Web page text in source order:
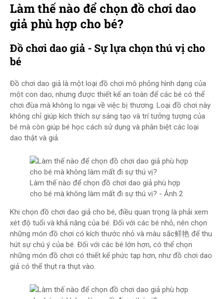
Làm thế nào để chọn đồ chơi dao
giả phù hợp cho bé?
Đồ chơi dao giả - Sự lựa chọn thú vị cho
bé
Đồ chơi dao giả là một loại đồ chơi mô phỏng hình dạng của
một con dao, nhưng được thiết kế an toàn để các bé có thể
chơi đùa mà không lo ngại về việc bị thương. Loại đồ chơi này
không chỉ giúp kích thích sự sáng tạo và trí tưởng tượng của
bé mà còn giúp bé học cách sử dụng và phân biệt các loại
dao thật và giả.
Làm thế nào để chọn đồ chơi dao giả phù hợp
cho bé mà không làm mất đi sự thú vị? - Ảnh 2
Khi chọn đồ chơi dao giả cho bé, điều quan trọng là phải xem
xét độ tuổi và khả năng của bé. Đối với các bé nhỏ, nên chọn
những món đồ chơi có kích thước nhỏ và màu sắc鲜艳 để thu
hút sự chú ý của bé. Đối với các bé lớn hơn, có thể chọn
những món đồ chơi có thiết kế phức tạp hơn, như đồ chơi dao
giả có thể thụt ra thụt vào.